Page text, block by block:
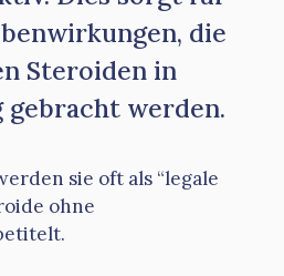
die
Steroiden in
gebracht werden.
sie oft als “legale
ohne